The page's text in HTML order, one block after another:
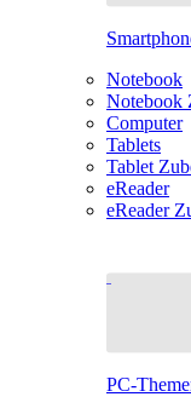
Notebook
Notebook
Computer
Tablets
Tablet
eReader
eReader
PC-